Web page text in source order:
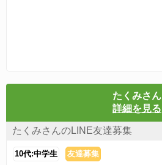
たくみさん
詳細を見る
たくみさんのLINE友達募集
10代:中学生 友達募集